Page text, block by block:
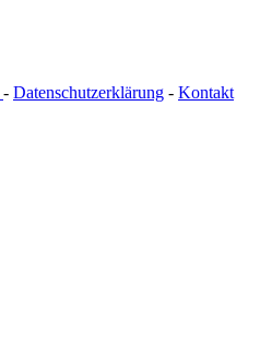
- Datenschutzerklärung - Kontakt